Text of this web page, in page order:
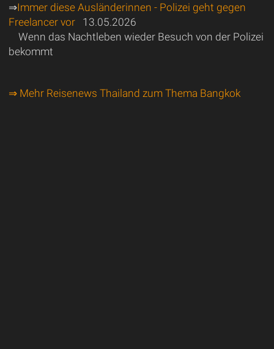
⇒Immer diese Ausländerinnen - Polizei geht gegen
Freelancer vor13.05.2026
Wenn das Nachtleben wieder Besuch von der Polizei
bekommt
⇒ Mehr Reisenews Thailand zum Thema Bangkok